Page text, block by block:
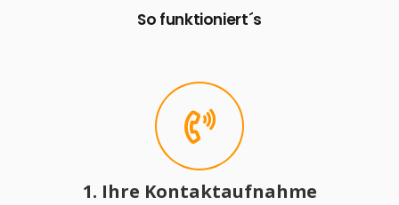
So funktioniert´s
1. Ihre Kontaktaufnahme